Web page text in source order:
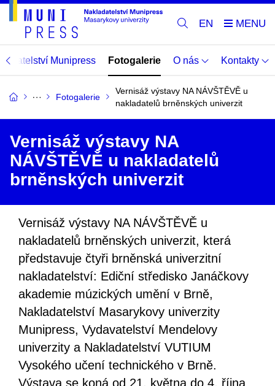
EN
Munipress Fotogalerie O nás Kontakty
Fotogalerie
Vernisáž výstavy NA NÁVŠTĚVĚ u
nakladatelů brněnských univerzit
Vernisáž výstavy NA
NÁVŠTĚVĚ u nakladatelů
brněnských univerzit
Vernisáž výstavy NA NÁVŠTĚVĚ u
nakladatelů brněnských univerzit, která
představuje čtyři brněnská univerzitní
nakladatelství: Ediční středisko Janáčkovy
akademie múzických umění v Brně,
Nakladatelství Masarykovy univerzity
Munipress, Vydavatelství Mendelovy
univerzity a Nakladatelství VUTIUM
Vysokého učení technického v Brně.
Výstava se koná od 21. května do 4. října